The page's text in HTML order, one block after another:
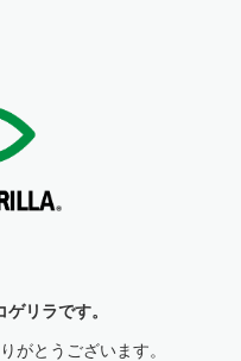
リラです。
がとうございます。